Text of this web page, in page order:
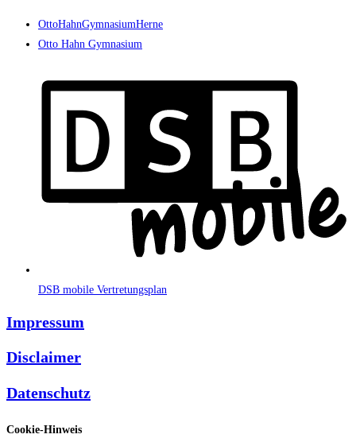
OttoHahnGymnasiumHerne
Otto Hahn Gymnasium
DSB mobile Vertretungsplan
Impressum
Disclaimer
Datenschutz
Cookie-Hinweis